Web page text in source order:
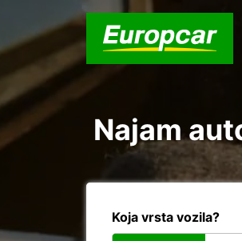
Najam
Koja vrsta vozila?